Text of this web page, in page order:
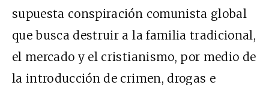
supuesta conspiración comunista global
que busca destruir a la familia tradicional,
el mercado y el cristianismo, por medio de
la introducción de crimen, drogas e